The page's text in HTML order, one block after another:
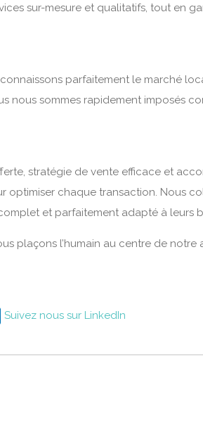
sur-mesure et qualitatifs, tout en
parfaitement le marché
nous sommes rapidement imposés
stratégie de vente efficace et
chaque transaction. Nous
et parfaitement adapté à leurs
plaçons l’humain au centre de
Suivez nous sur LinkedIn